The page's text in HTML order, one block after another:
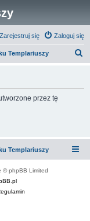
Zaloguj się
Zarejestruj się
Templariuszy
przez tę
Templariuszy
© phpBB Limited